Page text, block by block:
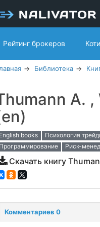
Рейтинг брокеров
Библиотека
A.
English books Психология
Программирование
Риск-
Скачать книгу
Комментариев 0